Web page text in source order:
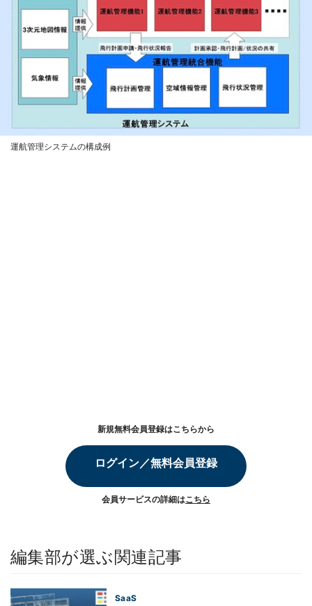
運航管理システムの構成例
新規無料会員登録はこちらから
ログイン／無料会員登録
会員サービスの詳細はこちら
編集部が選ぶ関連記事
SaaS